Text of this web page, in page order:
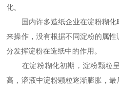
化。
国内许多造纸企业在淀粉糊化
来操作，没有根据不同淀粉的属
分发挥淀粉在造纸中的作用。
在淀粉糊化初期，淀粉颗粒呈
高，溶液中淀粉颗粒逐渐膨胀，最